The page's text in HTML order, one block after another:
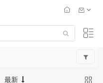
最新